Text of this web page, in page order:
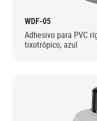
WDF-05
Adhesivo para PVC
tixotrópico, azul